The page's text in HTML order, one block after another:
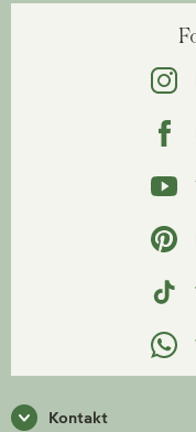
Kontakt